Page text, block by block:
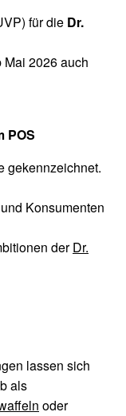
für die Dr.
2026 auch
POS
gekennzeichnet.
Konsumenten
derDr.
lassen sich
als
oder